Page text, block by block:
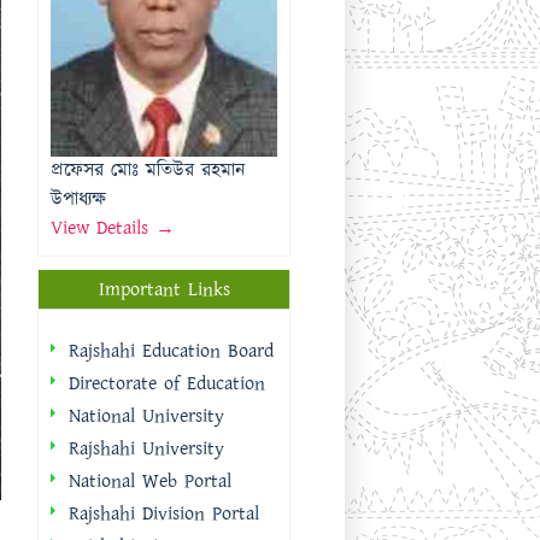
উপাধ্যক্ষ
View Details →
Important Links
Rajshahi Education Board
Directorate of Education
National University
National Web Portal
Rajshahi City
Corporation
Rajshahi District Portal
Quick Links